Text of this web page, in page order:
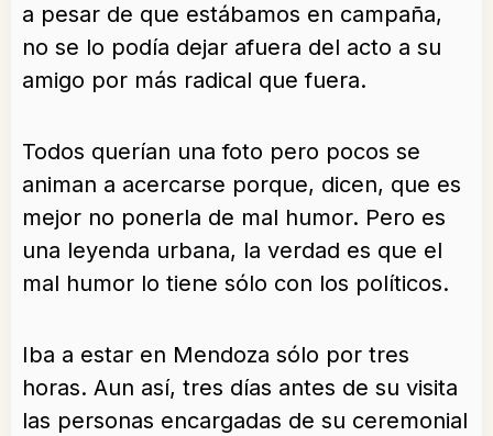
a pesar de que estábamos en campaña,
no se lo podía dejar afuera del acto a su
amigo por más radical que fuera.
Todos querían una foto pero pocos se
animan a acercarse porque, dicen, que es
mejor no ponerla de mal humor. Pero es
una leyenda urbana, la verdad es que el
mal humor lo tiene sólo con los políticos.
Iba a estar en Mendoza sólo por tres
horas. Aun así, tres días antes de su visita
las personas encargadas de su ceremonial